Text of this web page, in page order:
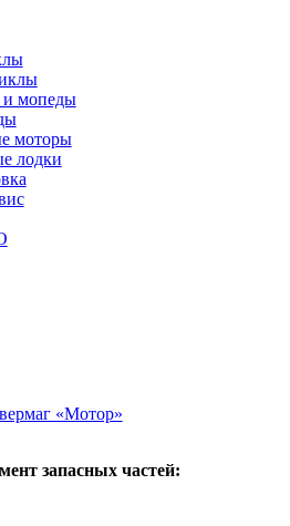
мопеды
моторы
лодки